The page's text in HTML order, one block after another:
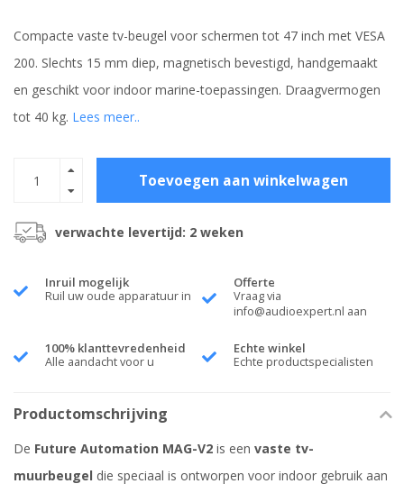
Compacte vaste tv-beugel voor schermen tot 47 inch met VESA
200. Slechts 15 mm diep, magnetisch bevestigd, handgemaakt
en geschikt voor indoor marine-toepassingen. Draagvermogen
tot 40 kg. Lees meer..
Toevoegen aan winkelwagen
verwachte levertijd: 2 weken
Inruil mogelijk
Ruil uw oude apparatuur in
Offerte
Vraag via
info@audioexpert.nl aan
100% klanttevredenheid
Alle aandacht voor u
Echte winkel
Echte productspecialisten
Productomschrijving
De Future Automation MAG-V2 is een vaste tv-
muurbeugel die speciaal is ontworpen voor indoor gebruik aan